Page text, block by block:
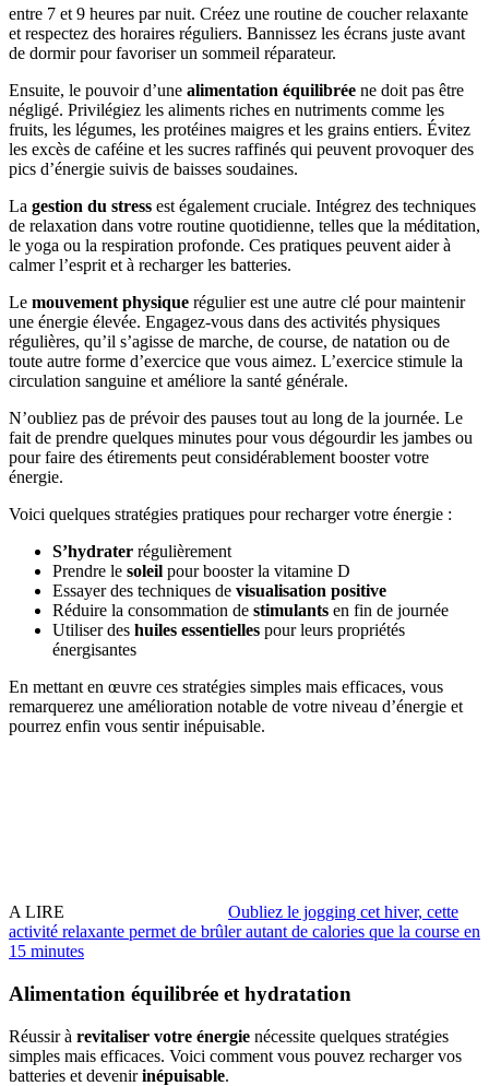
entre 7 et 9 heures par nuit. Créez une routine de coucher relaxante
et respectez des horaires réguliers. Bannissez les écrans juste avant
de dormir pour favoriser un sommeil réparateur.
Ensuite, le pouvoir d’une alimentation équilibrée ne doit pas être
négligé. Privilégiez les aliments riches en nutriments comme les
fruits, les légumes, les protéines maigres et les grains entiers. Évitez
les excès de caféine et les sucres raffinés qui peuvent provoquer des
pics d’énergie suivis de baisses soudaines.
La gestion du stress est également cruciale. Intégrez des techniques
de relaxation dans votre routine quotidienne, telles que la méditation,
le yoga ou la respiration profonde. Ces pratiques peuvent aider à
calmer l’esprit et à recharger les batteries.
Le mouvement physique régulier est une autre clé pour maintenir
une énergie élevée. Engagez-vous dans des activités physiques
régulières, qu’il s’agisse de marche, de course, de natation ou de
toute autre forme d’exercice que vous aimez. L’exercice stimule la
circulation sanguine et améliore la santé générale.
N’oubliez pas de prévoir des pauses tout au long de la journée. Le
fait de prendre quelques minutes pour vous dégourdir les jambes ou
pour faire des étirements peut considérablement booster votre
énergie.
Voici quelques stratégies pratiques pour recharger votre énergie :
S’hydrater régulièrement
Prendre le soleil pour booster la vitamine D
Essayer des techniques de visualisation positive
Réduire la consommation de stimulants en fin de journée
Utiliser des huiles essentielles pour leurs propriétés
énergisantes
En mettant en œuvre ces stratégies simples mais efficaces, vous
remarquerez une amélioration notable de votre niveau d’énergie et
pourrez enfin vous sentir inépuisable.
A LIRE
Oubliez le jogging cet hiver, cette
activité relaxante permet de brûler autant de calories que la course en
15 minutes
Alimentation équilibrée et hydratation
Réussir à revitaliser votre énergie nécessite quelques stratégies
simples mais efficaces. Voici comment vous pouvez recharger vos
batteries et devenirinépuisable.